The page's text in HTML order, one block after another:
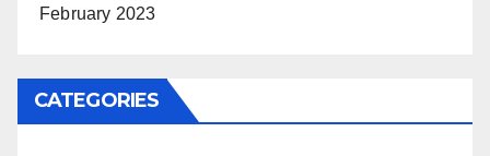
February 2023
CATEGORIES